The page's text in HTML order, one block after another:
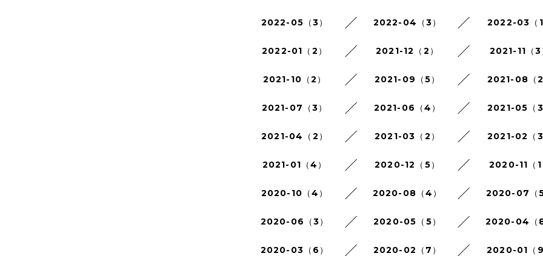
2022-05（3） 2022-04（3） 2022-03（1
2022-01（2） 2021-12（2） 2021-11（3
2021-10（2） 2021-09（5） 2021-08（2
2021-07（3） 2021-06（4） 2021-05（3
2021-04（2） 2021-03（2） 2021-02（3
2021-01（4） 2020-12（5） 2020-11（1
2020-10（4） 2020-08（4） 2020-07（5
2020-06（3） 2020-05（5） 2020-04（8
2020-03（6） 2020-02（7） 2020-01（9